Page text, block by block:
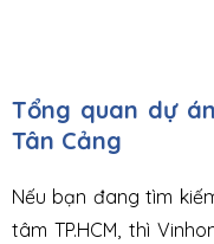
Tổng quan dự
Tân Cảng
Nếu bạn đang tìm
tâm TP.HCM, thì